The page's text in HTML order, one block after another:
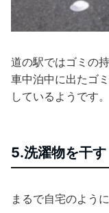
道の駅ではゴミの
車中泊中に出たゴ
しているようです。
5.洗濯物を干す
まるで自宅のよう